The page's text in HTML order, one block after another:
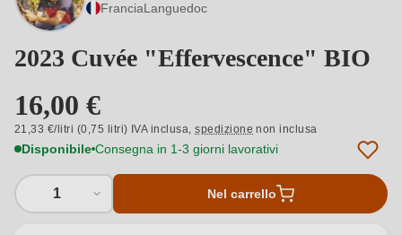
FranciaLanguedoc
2023 Cuvée "Effervescence" BIO
16,00 €
21,33 €/litri (0,75 litri) IVA inclusa,spedizione non inclusa
Disponibile Consegna in 1-3 giorni lavorativi
1 Nel carrello